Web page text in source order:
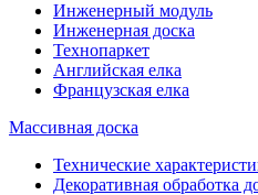
Инженерный модуль
Инженерная доска
Технопаркет
Английская елка
Французская елка
Массивная доска
Технические
Декоративная обработка